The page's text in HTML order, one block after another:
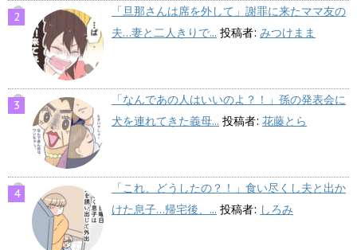
「旦那さんは席を外して」謝罪に来たママ友の
夫…妻と二人きりで... 投稿者: みつけまま
「なんであの人はいいのよ？！」孫の発表会に
犬を連れてきた義母... 投稿者: 花藤とら
「これ、どうしたの？！」食い尽くし夫と出か
けた息子…帰宅後、... 投稿者: しろみ